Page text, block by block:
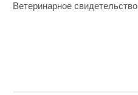
Ветеринарное свидетельство